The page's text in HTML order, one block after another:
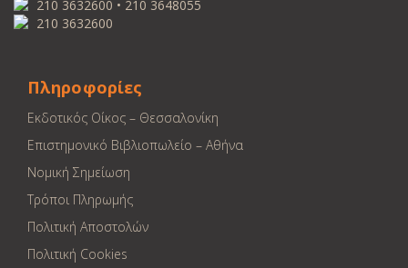
210 3632600 • 210 3648055
210 3632600
Πληροφορίες
Εκδοτικός Οίκος – Θεσσαλονίκη
Επιστημονικό Βιβλιοπωλείο – Αθήνα
Νομική Σημείωση
Τρόποι Πληρωμής
Πολιτική Αποστολών
Πολιτική Cookies